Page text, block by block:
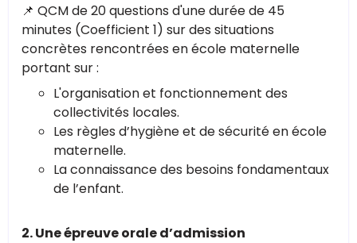
📌 QCM de 20 questions d'une durée de 45
minutes (Coefficient 1) sur des situations
concrètes rencontrées en école maternelle
portant sur :
L'organisation et fonctionnement des
collectivités locales.
Les règles d’hygiène et de sécurité en école
maternelle.
La connaissance des besoins fondamentaux
de l’enfant.
2. Une épreuve orale d’admission